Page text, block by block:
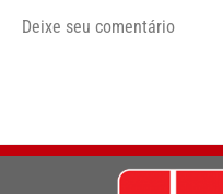
Deixe seu comentário